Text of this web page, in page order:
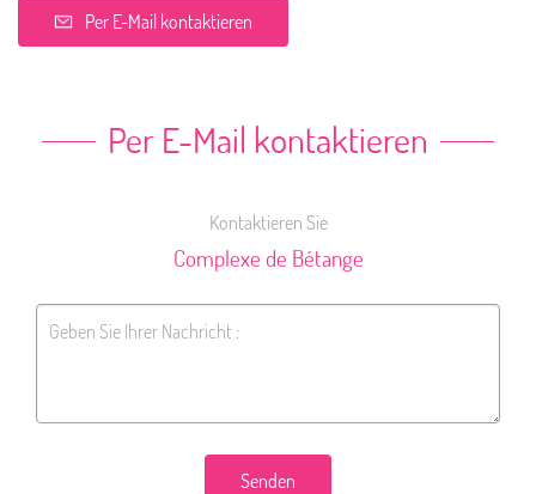
Per E-Mail kontaktieren
Per E-Mail kontaktieren
Kontaktieren Sie
Complexe de Bétange
Senden